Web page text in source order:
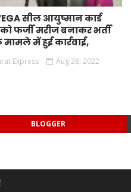
सील आयुष्मान कार्ड
को फर्जी मरीज बनाकर भर्ती
में हुई कार्रवाई,
Express Aug 28, 2022
BLOGGER